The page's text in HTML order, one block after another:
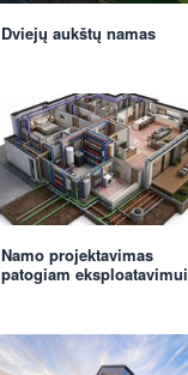
Dviejų aukštų namas
Namo projektavimas
patogiam eksploatavimui